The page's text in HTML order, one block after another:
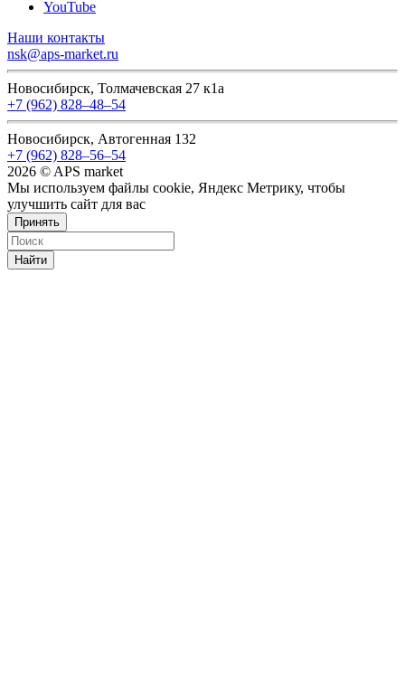
YouTube
Наши контакты
nsk@aps-market.ru
Новосибирск, Толмачевская 27 к1а
+7 (962) 828‒48‒54
Новосибирск, Автогенная 132
+7 (962) 828‒56‒54
2026 © APS market
Мы используем файлы cookie, Яндекс Метрику, чтобы
улучшить сайт для вас
Принять
Найти